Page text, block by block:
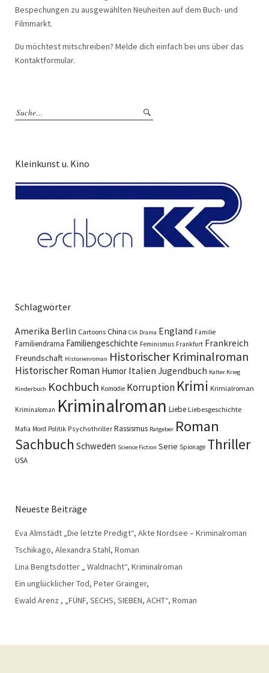
Bespechungen zu ausgewählten Neuheiten auf dem Buch- und
Filmmarkt.
Du möchtest mitschreiben? Melde dich einfach bei uns über das
Kontaktformular.
Kleinkunst u. Kino
Schlagwörter
Amerika Berlin Cartoons China CIA Drama England Familie
Familiendrama Familiengeschichte Feminismus Frankfurt Frankreich
Freundschaft Historienroman Historischer Kriminalroman
Historischer Roman Humor Italien Jugendbuch Kalter Krieg
Kinderbuch Kochbuch Komödie Korruption Krimi Krimialroman
Kriminaloman Kriminalroman Liebe Liebesgeschichte
Mafia Mord Politik Psychothriller Rassismus Ratgeber Roman
Sachbuch Schweden Science Fiction Serie Spionage Thriller
USA
Neueste Beiträge
Eva Almstädt „Die letzte Predigt“, Akte Nordsee – Kriminalroman
Tschikago, Alexandra Stahl, Roman
Lina Bengtsdotter „ Waldnacht“, Kriminalroman
Ein unglücklicher Tod, Peter Grainger,
Ewald Arenz , „FÜNF, SECHS, SIEBEN, ACHT“, Roman